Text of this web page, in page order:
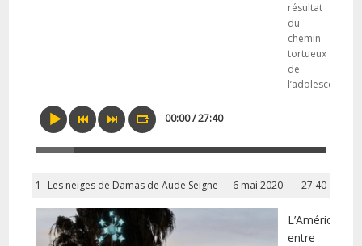
résultat
du
chemin
tortueux
de
l’adolescence.
00:00 / 27:40
1 27:40
Les neiges de Damas de Aude Seigne — 6 mai 2020
L’Amérique
entre